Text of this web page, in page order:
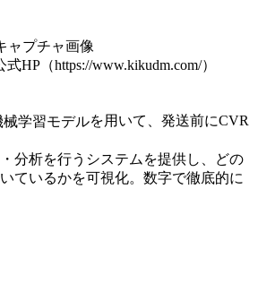
HP（https://www.kikudm.com/）
械学習モデルを用いて、発送前にCVR
分析を行うシステムを提供し、
どの
ているかを可視化。数字で徹底的に